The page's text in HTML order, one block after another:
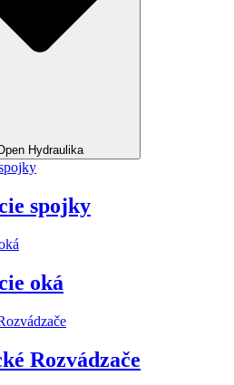
Hydraulika
spojky
oká
Rozvádzače